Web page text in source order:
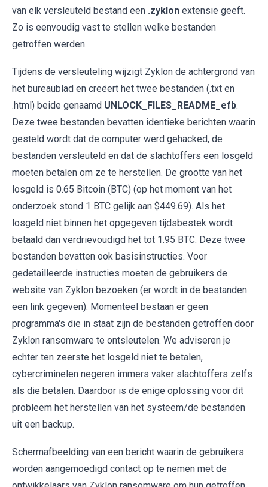
van elk versleuteld bestand een .zyklon extensie geeft.
Zo is eenvoudig vast te stellen welke bestanden
getroffen werden.
Tijdens de versleuteling wijzigt Zyklon de achtergrond van
het bureaublad en creëert het twee bestanden (.txt en
.html) beide genaamd UNLOCK_FILES_README_efb.
Deze twee bestanden bevatten identieke berichten waarin
gesteld wordt dat de computer werd gehacked, de
bestanden versleuteld en dat de slachtoffers een losgeld
moeten betalen om ze te herstellen. De grootte van het
losgeld is 0.65 Bitcoin (BTC) (op het moment van het
onderzoek stond 1 BTC gelijk aan $449.69). Als het
losgeld niet binnen het opgegeven tijdsbestek wordt
betaald dan verdrievoudigd het tot 1.95 BTC. Deze twee
bestanden bevatten ook basisinstructies. Voor
gedetailleerde instructies moeten de gebruikers de
website van Zyklon bezoeken (er wordt in de bestanden
een link gegeven). Momenteel bestaan er geen
programma's die in staat zijn de bestanden getroffen door
Zyklon ransomware te ontsleutelen. We adviseren je
echter ten zeerste het losgeld niet te betalen,
cybercriminelen negeren immers vaker slachtoffers zelfs
als die betalen. Daardoor is de enige oplossing voor dit
probleem het herstellen van het systeem/de bestanden
uit een backup.
Schermafbeelding van een bericht waarin de gebruikers
worden aangemoedigd contact op te nemen met de